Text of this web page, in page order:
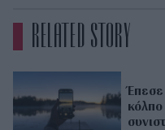
RELATED STORY
κόλπο